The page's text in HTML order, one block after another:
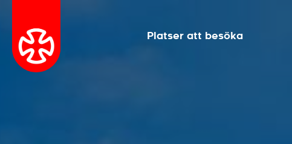
Platser att besöka